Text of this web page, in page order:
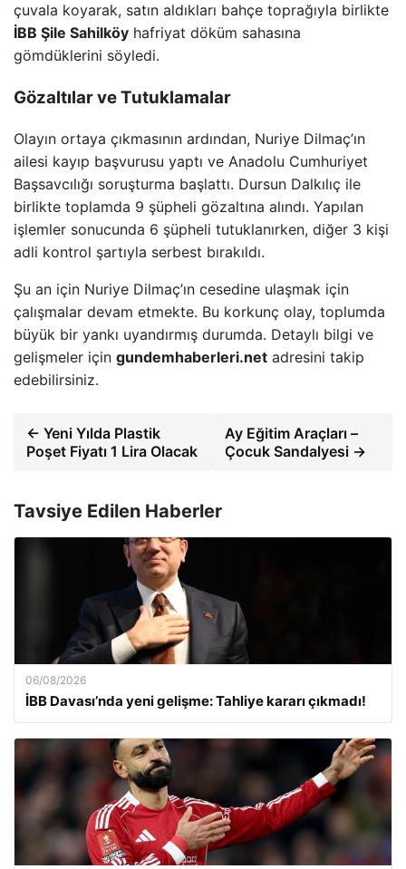
çuvala koyarak, satın aldıkları bahçe toprağıyla birlikte
İBB Şile Sahilköy hafriyat döküm sahasına
gömdüklerini söyledi.
Gözaltılar ve Tutuklamalar
Olayın ortaya çıkmasının ardından, Nuriye Dilmaç’ın
ailesi kayıp başvurusu yaptı ve Anadolu Cumhuriyet
Başsavcılığı soruşturma başlattı. Dursun Dalkılıç ile
birlikte toplamda 9 şüpheli gözaltına alındı. Yapılan
işlemler sonucunda 6 şüpheli tutuklanırken, diğer 3 kişi
adli kontrol şartıyla serbest bırakıldı.
Şu an için Nuriye Dilmaç’ın cesedine ulaşmak için
çalışmalar devam etmekte. Bu korkunç olay, toplumda
büyük bir yankı uyandırmış durumda. Detaylı bilgi ve
gelişmeler için gundemhaberleri.net adresini takip
edebilirsiniz.
← Yeni Yılda Plastik
Poşet Fiyatı 1 Lira Olacak
Ay Eğitim Araçları –
Çocuk Sandalyesi →
Tavsiye Edilen Haberler
06/08/2026
İBB Davası’nda yeni gelişme: Tahliye kararı çıkmadı!